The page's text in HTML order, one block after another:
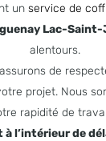
un service de
Lac-Saint-
alentours.
de
projet. Nous
rapidité de
à l’intérieur de